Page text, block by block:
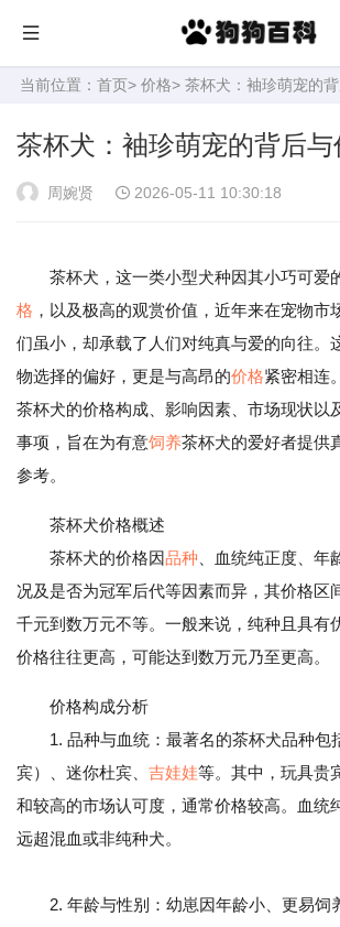
当前位置： 首页> 价格> 茶杯犬：袖珍萌宠的
茶杯犬：袖珍萌宠的背后
周婉贤 2026-05-11 10:30:18
茶杯犬，这一类小型犬种因其小巧可爱
格 ，以及极高的观赏价值，近年来在宠物市
们虽小，却承载了人们对纯真与爱的向往。
物选择的偏好，更是与高昂的价格紧密相连
茶杯犬的价格构成、影响因素、市场现状以
事项，旨在为有意饲养茶杯犬的爱好者提供
参考。
茶杯犬价格概述
茶杯犬的价格因品种 、血统纯正度、年
况及是否为冠军后代等因素而异，其价格区
千元到数万元不等。一般来说，纯种且具有
价格往往更高，可能达到数万元乃至更高。
价格构成分析
1. 品种与血统：最著名的茶杯犬品种包
宾）、迷你杜宾、 吉娃娃等。其中，玩具贵
和较高的市场认可度，通常价格较高。血统
远超混血或非纯种犬。
2. 年龄与性别：幼崽因年龄小、更易饲